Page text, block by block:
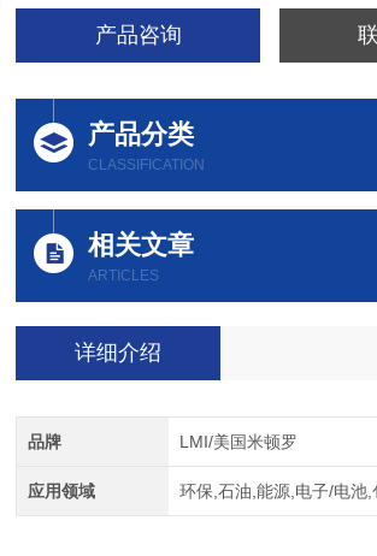
产品咨询
产品分类
CLASSIFICATION
相关文章
ARTICLES
详细介绍
品牌 LMI/美国米顿罗
应用领域 环保,石油,能源,电子/电池,